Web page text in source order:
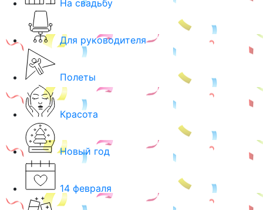
На свадьбу
Для руководителя
Полеты
Красота
Новый год
14 февраля